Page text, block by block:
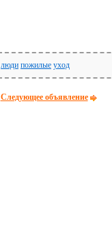
люди пожилые уход
Следующее объявление